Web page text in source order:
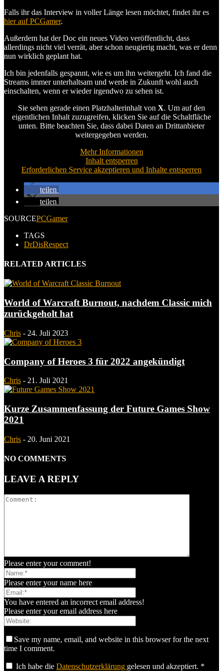
Falls ihr das Interview in voller Länge lesen möchtet, findet ihr es
hier auf PCGamer.
Außerdem hat der Doc ein neues Video veröffentlicht, dass
allerdings nicht viel verrät, aber schon neugierig macht, was er denn
nun wirklich geplant hat.
Ich bin jedenfalls gespannt, wie es um ihn weitergeht. Ich fand die
Streams immer unterhaltsam und werde in Zukunft wohl auch
einschalten, wenn er wieder irgendwo zu sehen ist.
Sie sehen gerade einen Platzhalterinhalt von X. Um auf den
eigentlichen Inhalt zuzugreifen, klicken Sie auf die Schaltfläche
unten. Bitte beachten Sie, dass dabei Daten an Drittanbieter
weitergegeben werden.
Mehr Informationen
Inhalt entsperren
Erforderlichen Service akzeptieren und Inhalte entsperren
teilen
teilen
SOURCEPCGamer
TAGS
DrDisRespect
RELATED ARTICLES
World of Warcraft Burnout, nachdem Classic mich
zurückgeholt hat
Chris - 24. Juli 2023
Company of Heroes 3 für 2022 angekündigt
Chris - 21. Juli 2021
Kurze Zusammenfassung der Future Games Show
2021
Chris - 20. Juni 2021
NO COMMENTS
LEAVE A REPLY
Please enter your comment!
Please enter your name here
You have entered an incorrect email address!
Please enter your email address here
Save my name, email, and website in this browser for the next
time I comment.
Ich habe die Datenschutzerklärung gelesen und akzeptiert. *